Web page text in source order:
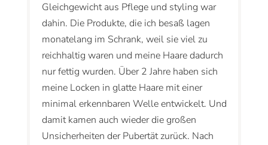
Gleichgewicht aus Pflege und styling war
dahin. Die Produkte, die ich besaß lagen
monatelang im Schrank, weil sie viel zu
reichhaltig waren und meine Haare dadurch
nur fettig wurden. Über 2 Jahre haben sich
meine Locken in glatte Haare mit einer
minimal erkennbaren Welle entwickelt. Und
damit kamen auch wieder die großen
Unsicherheiten der Pubertät zurück. Nach